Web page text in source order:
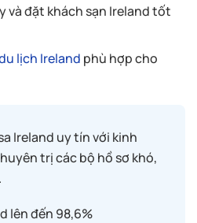
và đặt khách sạn Ireland tốt
lịch Ireland phù hợp cho
Ireland uy tín với kinh
trị các bộ hồ sơ khó,
lên đến 98,6%